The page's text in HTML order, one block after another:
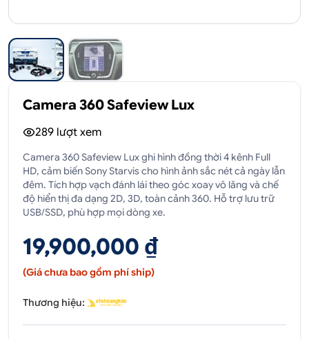
Camera 360 Safeview Lux
289 lượt xem
Camera 360 Safeview Lux ghi hình đồng thời 4 kênh Full
HD, cảm biến Sony Starvis cho hình ảnh sắc nét cả ngày lẫn
đêm. Tích hợp vạch đánh lái theo góc xoay vô lăng và chế
độ hiển thị đa dạng 2D, 3D, toàn cảnh 360. Hỗ trợ lưu trữ
USB/SSD, phù hợp mọi dòng xe.
19,900,000 ₫
(Giá chưa bao gồm phí ship)
Thương hiệu: